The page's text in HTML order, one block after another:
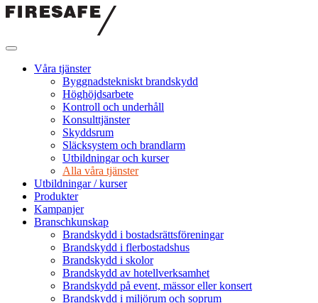
Hoppa
Firesafe
Våra tjänster
Byggnadstekniskt brandskydd
Höghöjdsarbete
Kontroll och underhåll
Konsulttjänster
Skyddsrum
Släcksystem och brandlarm
Utbildningar och kurser
Alla våra tjänster
Utbildningar / kurser
Produkter
Kampanjer
Branschkunskap
Brandskydd i bostadsrättsföreningar
Brandskydd i flerbostadshus
Brandskydd i skolor
Brandskydd av hotellverksamhet
Brandskydd på event, mässor eller konsert
Brandskydd i miljörum och soprum